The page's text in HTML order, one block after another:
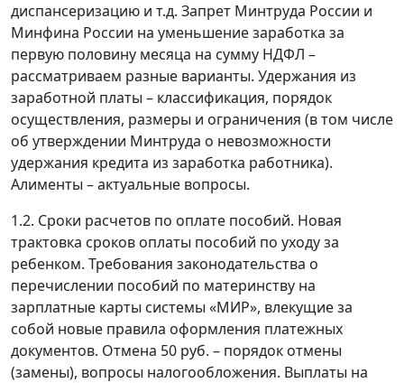
диспансеризацию и т.д. Запрет Минтруда России и
Минфина России на уменьшение заработка за
первую половину месяца на сумму НДФЛ –
рассматриваем разные варианты. Удержания из
заработной платы – классификация, порядок
осуществления, размеры и ограничения (в том числе
об утверждении Минтруда о невозможности
удержания кредита из заработка работника).
Алименты – актуальные вопросы.
1.2. Сроки расчетов по оплате пособий. Новая
трактовка сроков оплаты пособий по уходу за
ребенком. Требования законодательства о
перечислении пособий по материнству на
зарплатные карты системы «МИР», влекущие за
собой новые правила оформления платежных
документов. Отмена 50 руб. – порядок отмены
(замены), вопросы налогообложения. Выплаты на